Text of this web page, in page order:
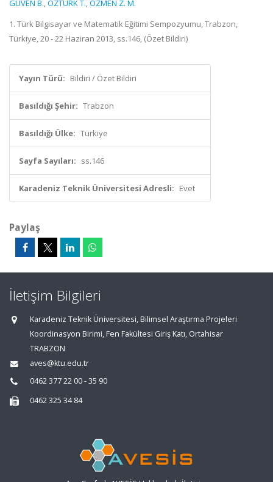
GÜVEN B.,ÖZTÜRK T.,ÖZMEN Z. M.
1. Türk Bilgisayar ve Matematik Eğitimi Sempozyumu, Trabzon,
Türkiye, 20 - 22 Haziran 2013, ss.146, (Özet Bildiri)
Yayın Türü: Bildiri / Özet Bildiri
Basıldığı Şehir: Trabzon
Basıldığı Ülke: Türkiye
Sayfa Sayıları: ss.146
Karadeniz Teknik Üniversitesi Adresli: Evet
Paylaş
İletişim Bilgileri
Karadeniz Teknik Üniversitesi, Bilimsel Araştırma Projeleri
Koordinasyon Birimi, Fen Fakültesi Giriş Katı, Ortahisar
TRABZON
aves@ktu.edu.tr
0462 377 22 00 - 35 90
0462 325 34 84